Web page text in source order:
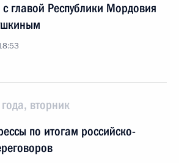
главой Республики Мордовия
вторник
по итогам российско-